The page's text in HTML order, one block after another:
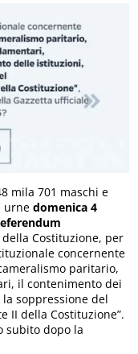
mila 701 maschi e
urnedomenica 4
Costituzione, per
concernente
paritario,
il contenimento dei
soppressione del
II della Costituzione”.
subito dopo la